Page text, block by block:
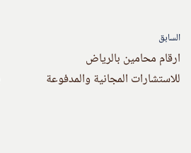
السابق
ارقام محامين بالرياض
للاستشارات المجانية والمدفوعة